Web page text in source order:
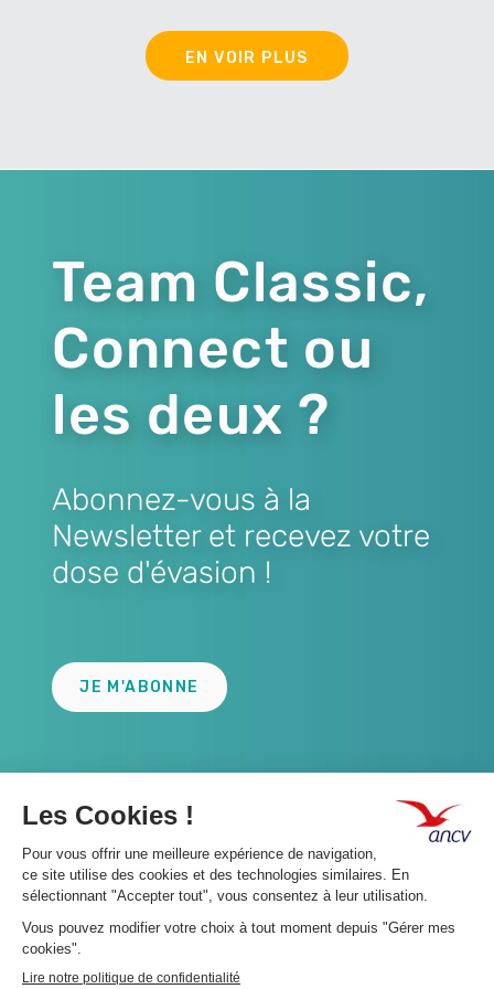
EN VOIR PLUS
Team Classic,
Connect ou
les deux ?
Abonnez-vous à la
Newsletter et recevez votre
dose d'évasion !
JE M'ABONNE
A propos 👇